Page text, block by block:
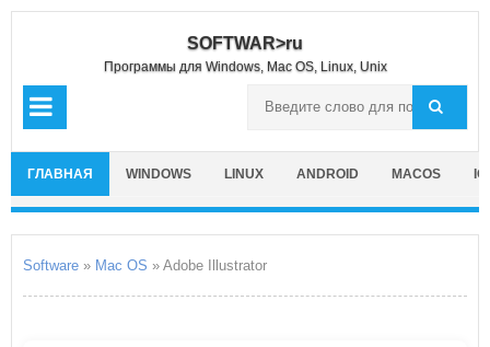
SOFTWAR>ru
Программы для Windows, Mac OS, Linux, Unix
ГЛАВНАЯ WINDOWS LINUX ANDROID MACOS
Software » Mac OS » Adobe Illustrator